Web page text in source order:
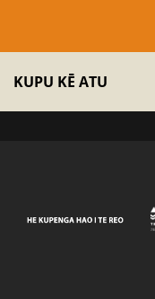
KUPU KĒ ATU